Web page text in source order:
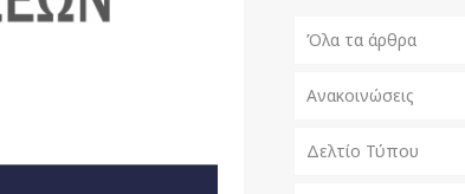
Όλα τα άρθρα
Ανακοινώσεις
Δελτίο Τύπου